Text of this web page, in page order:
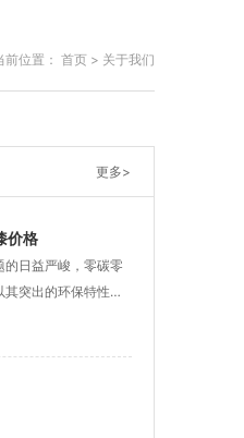
前位置： 首页 > 关于我们
更多>
价格
的日益严峻，零碳零
突出的环保特性，